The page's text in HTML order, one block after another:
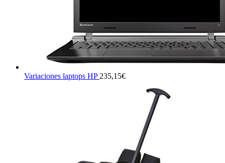
Variaciones laptops HP 235,15€